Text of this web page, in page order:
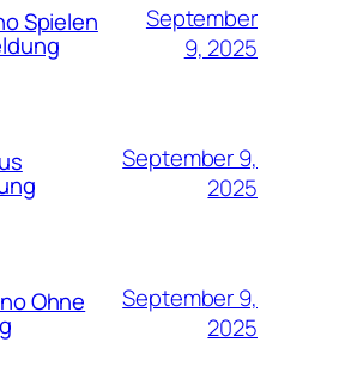
Spielen
September
9, 2025
September 9,
2025
Ohne
September 9,
2025